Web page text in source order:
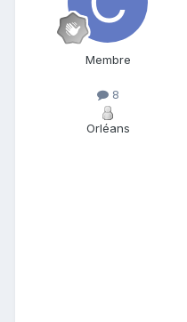
Membre
8
Orléans